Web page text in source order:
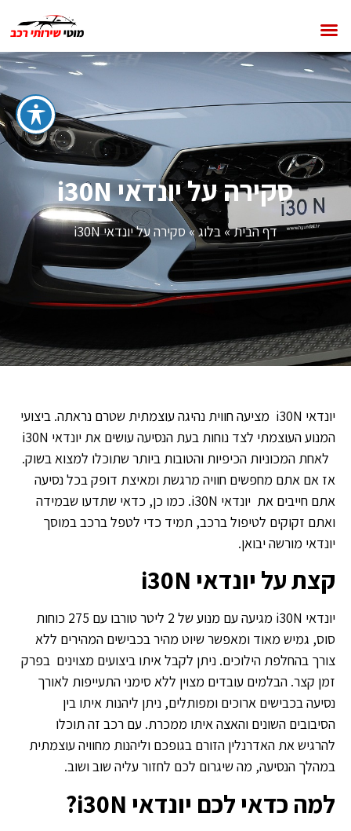
סקירה על יונדאי i30N
דף הבית» בלוג»סקירה על יונדאי i30N
יונדאי i30N מציעה חווית נהיגה עוצמתית שטרם נראתה. ביצועי
המנוע העוצמתי לצד נוחות בעת הנסיעה עושים את יונדאי i30N
לאחת המכוניות הכיפיות והטובות ביותר שתוכלו למצוא בשוק.
אז אם אתם מחפשים חוויה מרגשת ומאיצת דופק בכל נסיעה
אתם חייבים את יונדאי i30N. כמו כן, כדאי שתדעו שבמידה
ואתם זקוקים לטיפול ברכב, תמיד כדי לטפל ברכב במוסך
יונדאי מורשה יבואן.
קצת על יונדאי i30N
יונדאי i30N מגיעה עם מנוע של 2 ליטר טורבו עם 275 כוחות
סוס, גמיש מאוד ומאפשר שיוט מהיר בכבישים המהירים ללא
צורך בהחלפת הילוכים. ניתן לקבל איתו ביצועים מצוינים בפרק
זמן קצר. הבלמים עובדים מצוין ללא סימני התעייפות לאורך
נסיעה בכבישים ארוכים ומפותלים, ניתן ליהנות איתו בין
הסיבובים השונים והאצה איתו ממכרת. עם רכב זה תוכלו
להרגיש את האדרנלין הזורם בגופכם וליהנות מחוויה עוצמתית
במהלך הנסיעה, מה שיגרום לכם לחזור עליה שוב ושוב.
למה כדאי לכם יונדאי i30N?